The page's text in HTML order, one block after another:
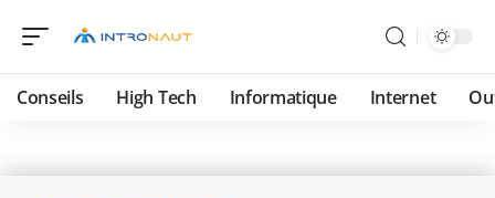
Conseils High Tech Informatique Internet